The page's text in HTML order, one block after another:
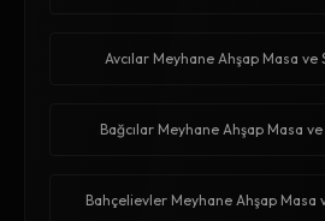
Avcılar Meyhane Ahşap Masa ve
Bağcılar Meyhane Ahşap Masa
Bahçelievler Meyhane Ahşap Masa